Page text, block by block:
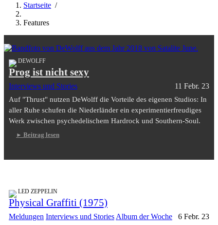
Startseite /
Features
DEWOLFF
Prog ist nicht sexy
Interviews und Stories 11 Febr. 23
Auf "Thrust" nutzen DeWolff die Vorteile des eigenen Studios: In
aller Ruhe schufen die Niederländer ein experimentierfreudiges
Werk zwischen psychedelischem Hardrock und Southern-Soul.
Beitrag lesen
LED ZEPPELIN
Physical Graffiti (1975)
Meldungen Interviews und Stories Album der Woche 6 Febr. 23